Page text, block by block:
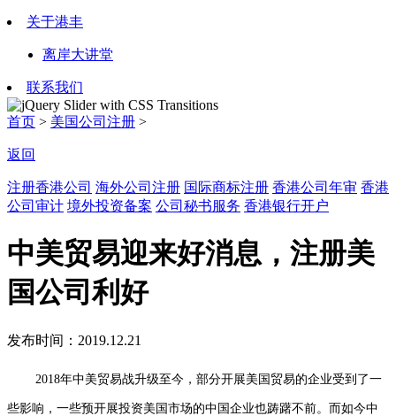
关于港丰
离岸大讲堂
联系我们
首页 > 美国公司注册 >
返回
注册香港公司 海外公司注册 国际商标注册 香港公司年审 香港
公司审计 境外投资备案 公司秘书服务 香港银行开户
中美贸易迎来好消息，注册美
国公司利好
发布时间：2019.12.21
2018年中美贸易战升级至今，部分开展美国贸易的企业受到了一
些影响，一些预开展投资美国市场的中国企业也踌躇不前。而如今中